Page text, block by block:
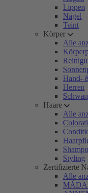
Lippen
Nägel
Teint
Körper
Alle
Hand-
Herren
Haare
Alle
Styling
Zertifizierte
Alle